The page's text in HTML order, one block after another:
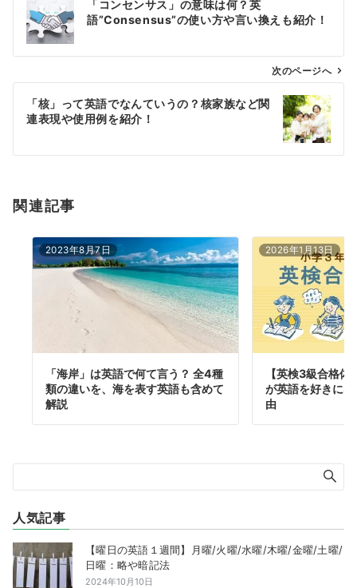
ン
「コンセンサス」の意味は何？英
語”Consensus”の使い方や言い換えも紹介！
次のページへ
「核」って英語でなんていうの？核家族など関
連表現や使用例を紹介！
関連記事
2023年8月7日
「海岸」は英語で何て言う？ 全4種
類の違いを、海を表す英語も含めて
解説
2026年1月13日
【英検3級合格
が英語を好きに
由
人気記事
【曜日の英語１週間】月曜/火曜/水曜/木曜/金曜/土曜/
日曜：略や暗記法
2024年10月10日